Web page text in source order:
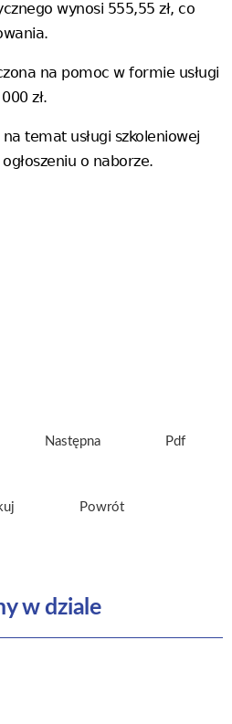
wynosi 555,55 zł, co
na pomoc w formie usługi
zł.
temat usługi szkoleniowej
o naborze.
Następna Pdf
Powrót
w dziale